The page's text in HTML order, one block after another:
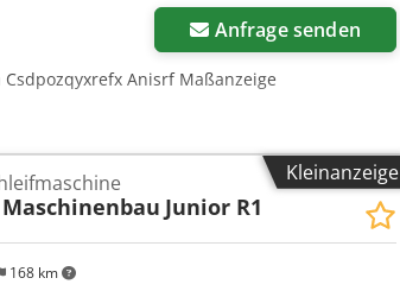
Anfrage senden
Csdpozqyxrefx Anisrf Maßanzeige
Kleinanzeige
168 km
Junior R1